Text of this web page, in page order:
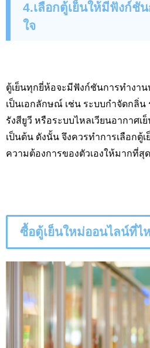
4.เลือกตู้เย็นให้มีฟังก์ชั
ใจ
ตู้เย็นทุกยี่ห้อจะมีฟังก์ชันการทำงา
เป็นเอกลักษณ์ เช่น ระบบกำจัดกลิ่น
รังสียูวี หรือระบบไหลเวียนอากาศเ
เป็นต้น ดังนั้น จึงควรทำการเลือกตู้
ความต้องการของตัวเองให้มากที่สุ
ซื้อตู้เย็นใหม่ออนไลน์ที่ไ